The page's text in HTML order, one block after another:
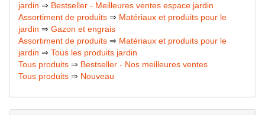
jardin ⇒ Bestseller - Meilleures ventes espace jardin
Assortiment de produits ⇒ Matériaux et produits pour le
jardin ⇒ Gazon et engrais
Assortiment de produits ⇒ Matériaux et produits pour le
jardin ⇒ Tous les produits jardin
Tous produits ⇒ Bestseller - Nos meilleures ventes
Tous produits ⇒ Nouveau